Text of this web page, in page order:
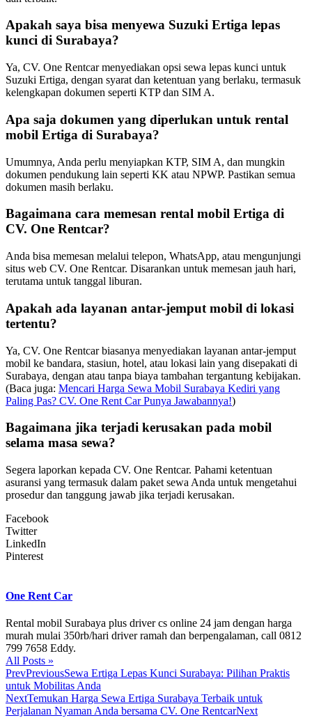
Apakah saya bisa menyewa Suzuki Ertiga lepas
kunci di Surabaya?
Ya, CV. One Rentcar menyediakan opsi sewa lepas kunci untuk
Suzuki Ertiga, dengan syarat dan ketentuan yang berlaku, termasuk
kelengkapan dokumen seperti KTP dan SIM A.
Apa saja dokumen yang diperlukan untuk rental
mobil Ertiga di Surabaya?
Umumnya, Anda perlu menyiapkan KTP, SIM A, dan mungkin
dokumen pendukung lain seperti KK atau NPWP. Pastikan semua
dokumen masih berlaku.
Bagaimana cara memesan rental mobil Ertiga di
CV. One Rentcar?
Anda bisa memesan melalui telepon, WhatsApp, atau mengunjungi
situs web CV. One Rentcar. Disarankan untuk memesan jauh hari,
terutama untuk tanggal liburan.
Apakah ada layanan antar-jemput mobil di lokasi
tertentu?
Ya, CV. One Rentcar biasanya menyediakan layanan antar-jemput
mobil ke bandara, stasiun, hotel, atau lokasi lain yang disepakati di
Surabaya, dengan atau tanpa biaya tambahan tergantung kebijakan.
(Baca juga: Mencari Harga Sewa Mobil Surabaya Kediri yang
Paling Pas? CV. One Rent Car Punya Jawabannya!)
Bagaimana jika terjadi kerusakan pada mobil
selama masa sewa?
Segera laporkan kepada CV. One Rentcar. Pahami ketentuan
asuransi yang termasuk dalam paket sewa Anda untuk mengetahui
prosedur dan tanggung jawab jika terjadi kerusakan.
Facebook
Twitter
LinkedIn
Pinterest
One Rent Car
Rental mobil Surabaya plus driver cs online 24 jam dengan harga
murah mulai 350rb/hari driver ramah dan berpengalaman, call 0812
799 7658 Eddy.
All Posts »
PrevPreviousSewa Ertiga Lepas Kunci Surabaya: Pilihan Praktis
untuk Mobilitas Anda
NextTemukan Harga Sewa Ertiga Surabaya Terbaik untuk
Perjalanan Nyaman Anda bersama CV. One RentcarNext